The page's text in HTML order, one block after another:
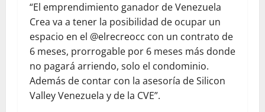
“El emprendimiento ganador de Venezuela
Crea va a tener la posibilidad de ocupar un
espacio en el @elrecreocc con un contrato de
6 meses, prorrogable por 6 meses más donde
no pagará arriendo, solo el condominio.
Además de contar con la asesoría de Silicon
Valley Venezuela y de la CVE”.